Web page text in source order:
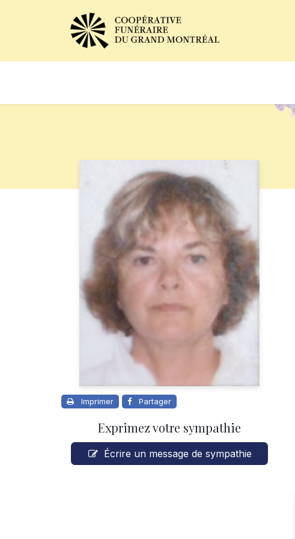
Imprimer Partager
Exprimez votre sympathie
Écrire un message de sympathie